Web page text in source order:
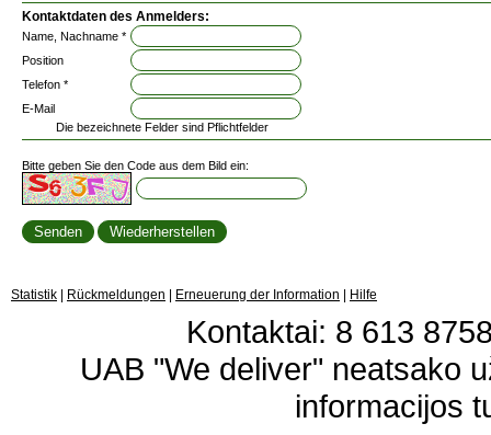
Kontaktdaten des Anmelders:
Name, Nachname *
Position
Telefon *
E-Mail
Die bezeichnete Felder sind Pflichtfelder
Bitte geben Sie den Code aus dem Bild ein:
Statistik Rückmeldungen Erneuerung der Information Hilfe
Kontaktai: 8 613
UAB "We deliver" neatsako
informacijos